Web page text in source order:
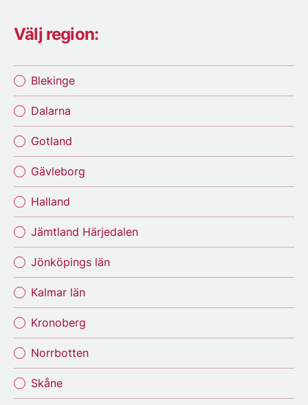
Välj region:
Blekinge
Dalarna
Gotland
Gävleborg
Halland
Jämtland Härjedalen
Jönköpings län
Kalmar län
Kronoberg
Norrbotten
Skåne